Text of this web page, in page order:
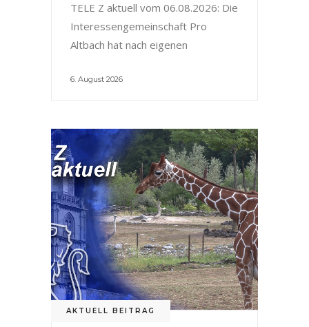
TELE Z aktuell vom 06.08.2026: Die
Interessengemeinschaft Pro
Altbach hat nach eigenen
6. August 2026
AKTUELL BEITRAG